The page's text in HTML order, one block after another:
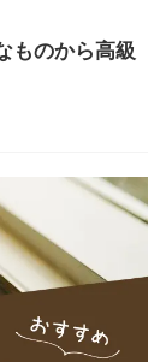
ものから高級